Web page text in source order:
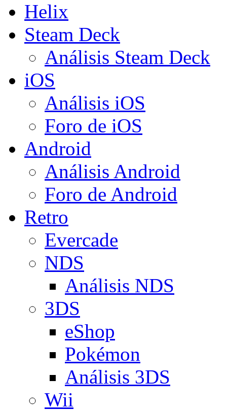
Helix
Steam Deck
Análisis Steam Deck
iOS
Análisis iOS
Foro de iOS
Android
Análisis Android
Foro de Android
Retro
Evercade
NDS
Análisis NDS
3DS
eShop
Pokémon
Análisis 3DS
Wii